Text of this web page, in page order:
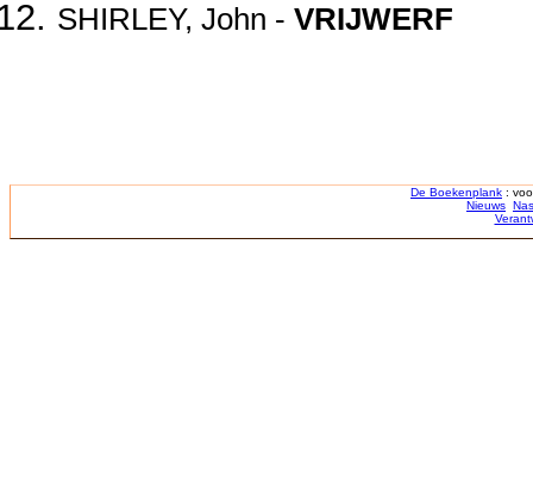
SHIRLEY, John - VRIJWERF
De Boekenplank :
Nieuws